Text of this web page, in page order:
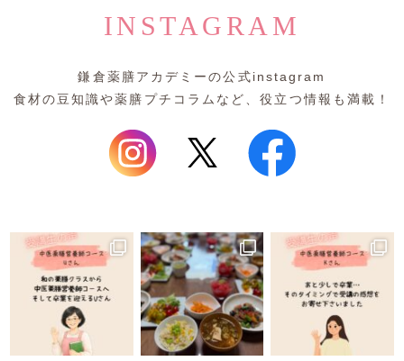
INSTAGRAM
鎌倉薬膳アカデミーの公式instagram
食材の豆知識や薬膳プチコラムなど、役立つ情報も満載！